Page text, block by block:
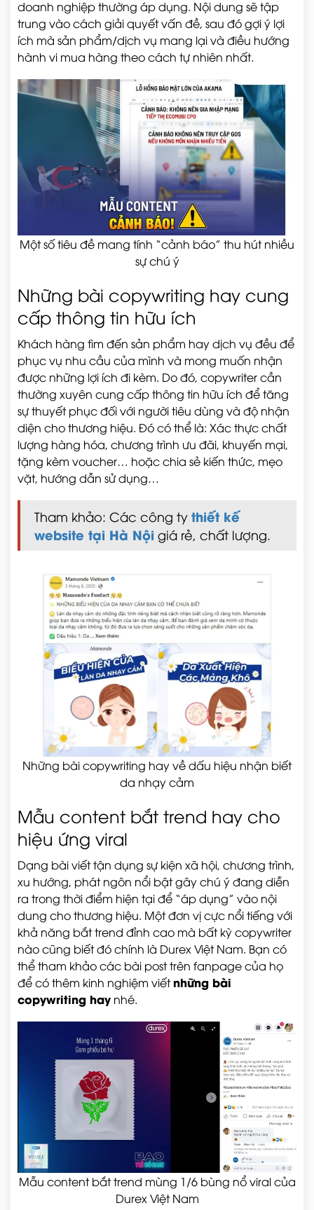
doanh nghiệp thường áp dụng. Nội dung sẽ tập
trung vào cách giải quyết vấn đề, sau đó gợi ý lợi
ích mà sản phẩm/dịch vụ mang lại và điều hướng
hành vi mua hàng theo cách tự nhiên nhất.
Một số tiêu đề mang tính “cảnh báo” thu hút nhiều
sự chú ý
Những bài copywriting hay cung
cấp thông tin hữu ích
Khách hàng tìm đến sản phẩm hay dịch vụ đều để
phục vụ nhu cầu của mình và mong muốn nhận
được những lợi ích đi kèm. Do đó, copywriter cần
thường xuyên cung cấp thông tin hữu ích để tăng
sự thuyết phục đối với người tiêu dùng và độ nhận
diện cho thương hiệu. Đó có thể là: Xác thực chất
lượng hàng hóa, chương trình ưu đãi, khuyến mại,
tặng kèm voucher… hoặc chia sẻ kiến thức, mẹo
vặt, hướng dẫn sử dụng…
Tham khảo: Các công ty thiết kế
website tại Hà Nội giá rẻ, chất lượng.
Những bài copywriting hay về dấu hiệu nhận biết
da nhạy cảm
Mẫu content bắt trend hay cho
hiệu ứng viral
Dạng bài viết tận dụng sự kiện xã hội, chương trình,
xu hướng, phát ngôn nổi bật gây chú ý đang diễn
ra trong thời điểm hiện tại để “áp dụng” vào nội
dung cho thương hiệu. Một đơn vị cực nổi tiếng với
khả năng bắt trend đỉnh cao mà bất kỳ copywriter
nào cũng biết đó chính là Durex Việt Nam. Bạn có
thể tham khảo các bài post trên fanpage của họ
để có thêm kinh nghiệm viếtnhững bài
copywriting hay nhé.
Mẫu content bắt trend mùng 1/6 bùng nổ viral của
Durex Việt Nam